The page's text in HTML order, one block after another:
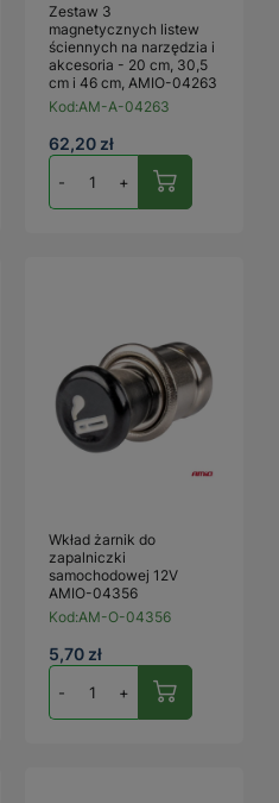
Zestaw 3
magnetycznych listew
ściennych na narzędzia i
akcesoria - 20 cm, 30,5
cm i 46 cm, AMIO-04263
Kod:AM-A-04263
62,20 zł
- +
Wkład żarnik do
zapalniczki
samochodowej 12V
AMIO-04356
Kod:AM-O-04356
5,70 zł
- +